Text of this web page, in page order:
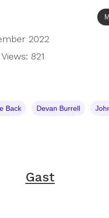
2022
821
Back Devan Burrell
Gast